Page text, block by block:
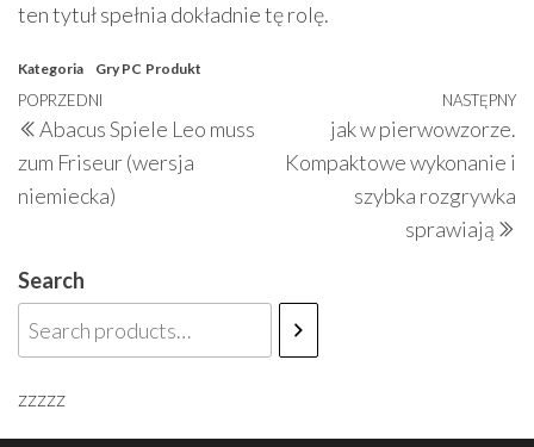
ten tytuł spełnia dokładnie tę rolę.
Kategoria Gry PC Produkt
Nawigacja
wpisu
Poprzedni
wpis
POPRZEDNI
Abacus Spiele Leo muss
zum Friseur (wersja
niemiecka)
NASTĘPNY
jak w pierwowzorze.
Kompaktowe wykonanie i
szybka rozgrywka
sprawiają
Search
zzzzz